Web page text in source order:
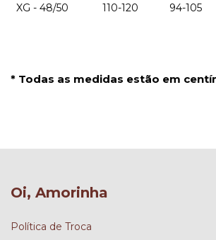
XG - 48/50 110-120 94-105
* Todas as medidas estão em
Oi, Amorinha
Política de Troca